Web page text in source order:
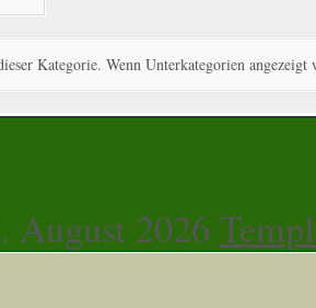
Kategorie. Wenn Unterkategorien angezeigt
August 2026